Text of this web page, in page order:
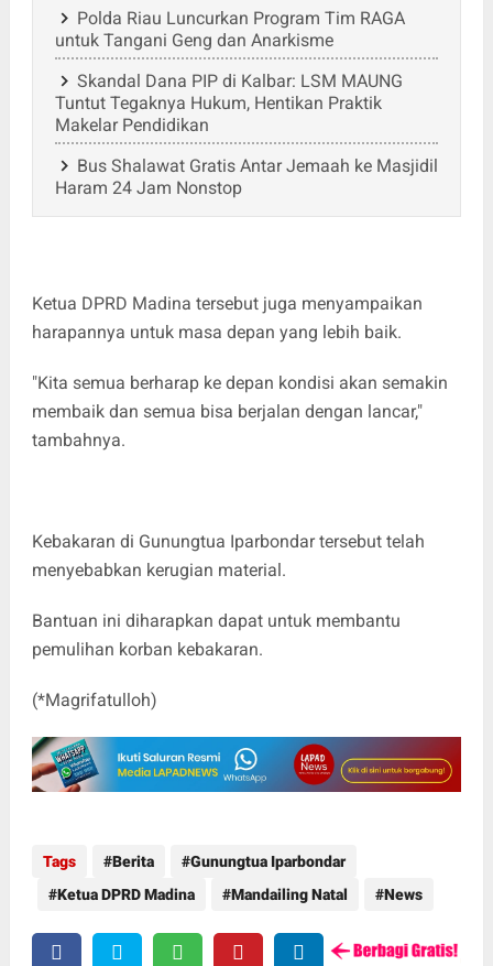
Polda Riau Luncurkan Program Tim RAGA
untuk Tangani Geng dan Anarkisme
Skandal Dana PIP di Kalbar: LSM MAUNG
Tuntut Tegaknya Hukum, Hentikan Praktik
Makelar Pendidikan
Bus Shalawat Gratis Antar Jemaah ke Masjidil
Haram 24 Jam Nonstop
Ketua DPRD Madina tersebut juga menyampaikan
harapannya untuk masa depan yang lebih baik.
"Kita semua berharap ke depan kondisi akan semakin
membaik dan semua bisa berjalan dengan lancar,"
tambahnya.
Kebakaran di Gunungtua Iparbondar tersebut telah
menyebabkan kerugian material.
Bantuan ini diharapkan dapat untuk membantu
pemulihan korban kebakaran.
(*Magrifatulloh)
Tags Berita
Gunungtua Iparbondar
Ketua DPRD Madina
Mandailing Natal News